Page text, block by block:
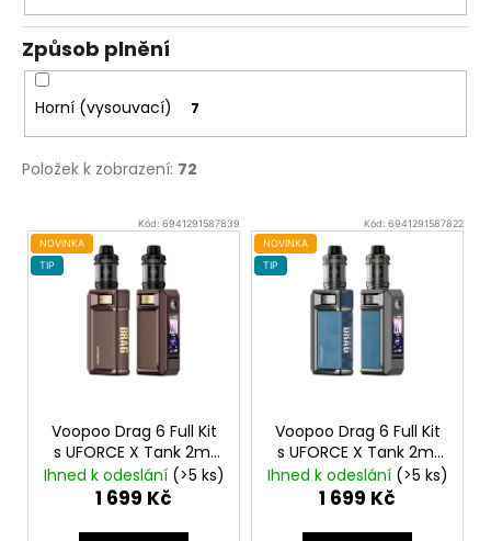
Způsob plnění
Horní (vysouvací) 7
Položek k zobrazení: 72
V
ý
p
Kód: 6941291587839
NOVINKA
TIP
Voopoo Drag 6 Full Kit
s UFORCE X Tank 2ml
Brown4400mAh
Ihned k odeslání (>5 ks)
1 699 Kč
Kód: 6941291587822
NOVINKA
TIP
Voopoo Drag 6 Full Kit
s UFORCE X Tank 2ml
Metal Gray4400mAh
Ihned k odeslání (>5 ks)
1 699 Kč